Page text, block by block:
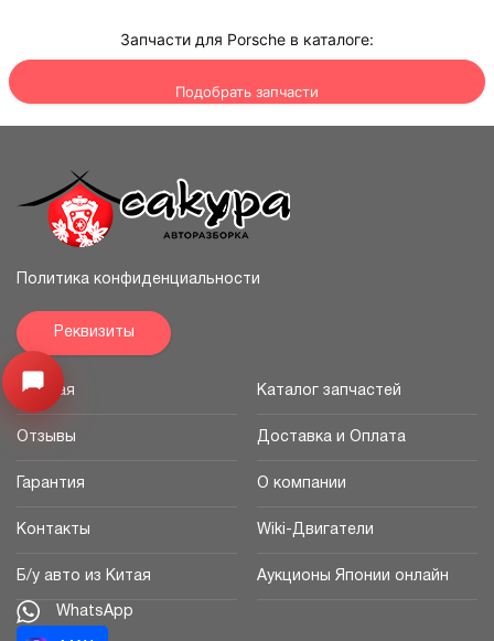
Запчасти для Porsche в каталоге:
Подобрать запчасти
Узнайте цену запчасти ->Открыть меню
Политика конфиденциальности
Реквизиты
Главная Каталог запчастей
Отзывы Доставка и Оплата
Гарантия О компании
Контакты Wiki-Двигатели
Б/у авто из Китая Аукционы Японии онлайн
WhatsApp